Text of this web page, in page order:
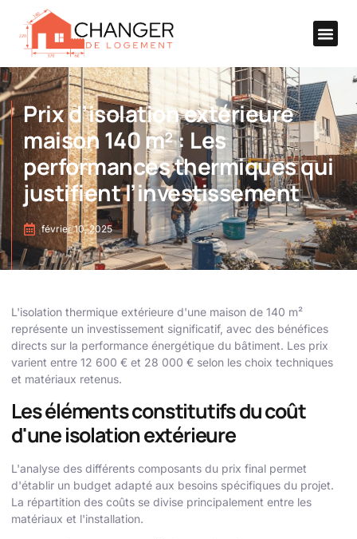
Prix d’isolation extérieure
maison 140 m² : Les
performances thermiques qui
justifient l’investissement
février 10, 2025
L'isolation thermique extérieure d'une maison de 140 m²
représente un investissement significatif, avec des bénéfices
directs sur la performance énergétique du bâtiment. Les prix
varient entre 12 600 € et 28 000 € selon les choix techniques
et matériaux retenus.
Les éléments constitutifs du coût
d'une isolation extérieure
L'analyse des différents composants du prix final permet
d'établir un budget adapté aux besoins spécifiques du projet.
La répartition des coûts se divise principalement entre les
matériaux et l'installation.